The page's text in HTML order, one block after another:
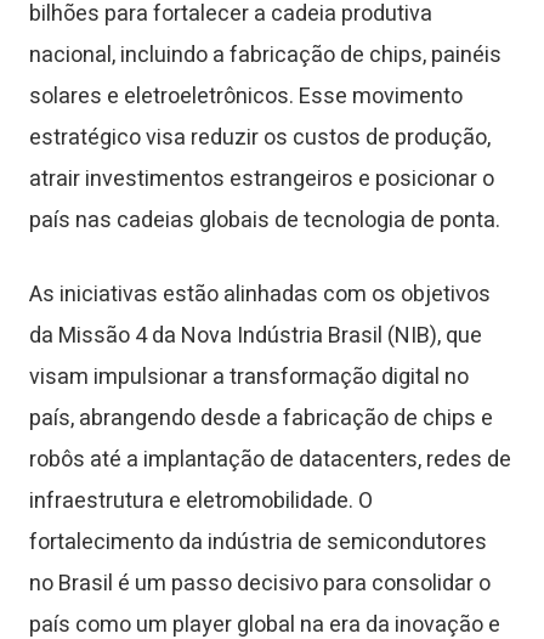
bilhões para fortalecer a cadeia produtiva
nacional, incluindo a fabricação de chips, painéis
solares e eletroeletrônicos. Esse movimento
estratégico visa reduzir os custos de produção,
atrair investimentos estrangeiros e posicionar o
país nas cadeias globais de tecnologia de ponta.
As iniciativas estão alinhadas com os objetivos
da Missão 4 da Nova Indústria Brasil (NIB), que
visam impulsionar a transformação digital no
país, abrangendo desde a fabricação de chips e
robôs até a implantação de datacenters, redes de
infraestrutura e eletromobilidade. O
fortalecimento da indústria de semicondutores
no Brasil é um passo decisivo para consolidar o
país como um player global na era da inovação e